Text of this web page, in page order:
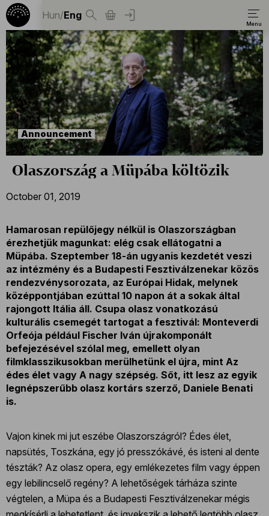
Hun/Eng
Announcement
Olaszország a Müpába költözik
October 01, 2019
Hamarosan repülőjegy nélkül is Olaszországban
érezhetjük magunkat: elég csak ellátogatni a
Müpába. Szeptember 18-án ugyanis kezdetét veszi
az intézmény és a Budapesti Fesztiválzenekar közös
rendezvénysorozata, az Európai Hidak, melynek
középpontjában ezúttal 10 napon át a sokak által
rajongott Itália áll. Csupa olasz vonatkozású
kulturális csemegét tartogat a fesztivál: Monteverdi
Orfeója például Fischer Iván újrakomponált
befejezésével szólal meg, emellett olyan
filmklasszikusokban merülhetünk el újra, mint Az
édes élet vagy A nagy szépség. Sőt, itt lesz az egyik
legnépszerűbb olasz kortárs szerző, Daniele Benati
is.
Vajon kinek mi jut eszébe Olaszországról? Édes élet,
napsütés, Toszkána, egy jó presszókávé, és isteni al dente
tészták? Az olasz opera, egy emlékezetes film vagy éppen
egy lebilincselő regény? A lehetőségek tárháza szinte
végtelen, a Müpa és a Budapesti Fesztiválzenekar mégis